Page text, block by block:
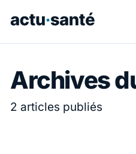
Archives
2 articles publiés